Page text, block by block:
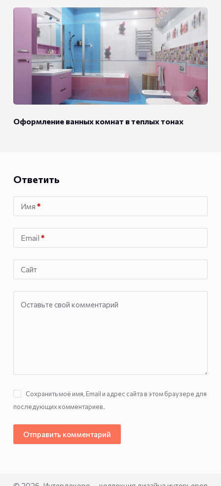
Оформление ванных комнат в теплых тонах
Ответить
Имя *
Email *
Сайт
Оставьте свой комментарий
Сохранить моё имя, Email и адрес сайта в этом браузере для
последующих комментариев.
Отправить комментарий